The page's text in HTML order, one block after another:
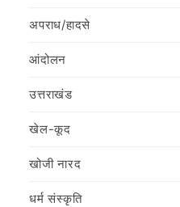
अपराध/हादसे
आंदोलन
उत्तराखंड
खेल-कूद
खोजी नारद
धर्म संस्कृति